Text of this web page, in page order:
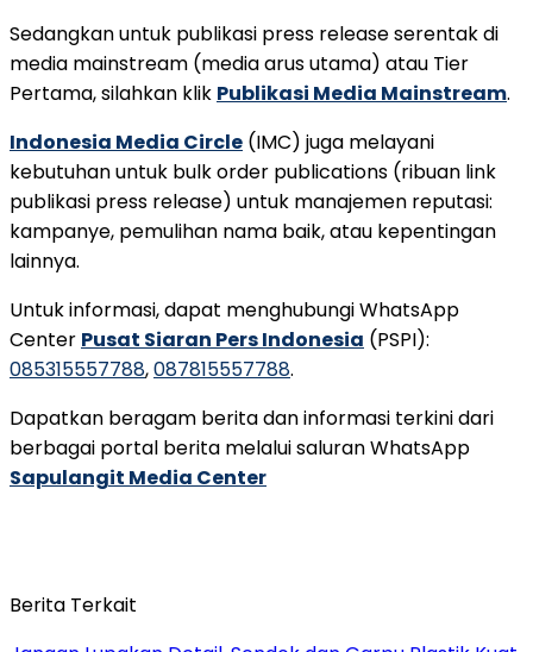
Sedangkan untuk publikasi press release serentak di
media mainstream (media arus utama) atau Tier
Pertama, silahkan klik Publikasi Media Mainstream.
Indonesia Media Circle (IMC) juga melayani
kebutuhan untuk bulk order publications (ribuan link
publikasi press release) untuk manajemen reputasi:
kampanye, pemulihan nama baik, atau kepentingan
lainnya.
Untuk informasi, dapat menghubungi WhatsApp
Center Pusat Siaran Pers Indonesia (PSPI):
085315557788,087815557788.
Dapatkan beragam berita dan informasi terkini dari
berbagai portal berita melalui saluran WhatsApp
Sapulangit Media Center
Berita Terkait